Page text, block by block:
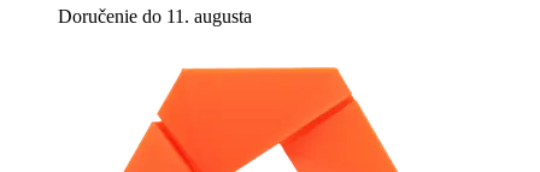
Doručenie do 11. augusta